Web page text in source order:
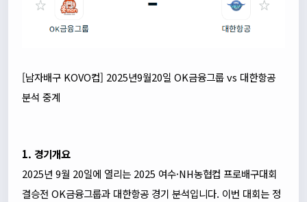
[남자배구 KOVO컵] 2025년9월20일 OK금융그룹 vs 대한항공
분석 중계
1. 경기개요
2025년 9월 20일에 열리는 2025 여수·NH농협컵 프로배구대회
결승전 OK금융그룹과 대한항공 경기 분석입니다. 이번 대회는 정